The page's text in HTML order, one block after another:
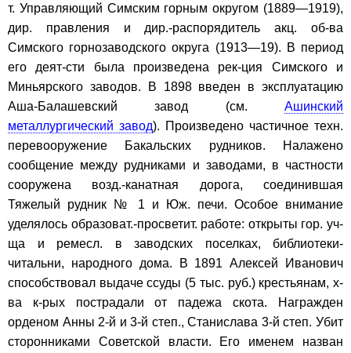
т. Управляющий Симским горным округом (1889—1919),
дир. правления и дир.-распорядитель акц. об-ва
Симского горнозаводского округа (1913—19). В период
его деят-сти была произведена рек-ция Симского и
Миньярского заводов. В 1898 введен в эксплуатацию
Аша-Балашевский завод (см. Ашинский
металлургический завод). Произведено частичное техн.
перевооружение Бакальских рудников. Налажено
сообщение между рудниками и заводами, в частности
сооружена возд.-канатная дорога, соединившая
Тяжелый рудник № 1 и Юж. печи. Особое внимание
уделялось образоват.-просветит. работе: открыты гор. уч-
ща и ремесл. в заводских поселках, библиотеки-
читальни, народного дома. В 1891 Алексей Иванович
способствовал выдаче ссуды (5 тыс. руб.) крестьянам, х-
ва к-рых пострадали от падежа скота. Награжден
орденом Анны 2-й и 3-й степ., Станислава 3-й степ. Убит
сторонниками Советской власти. Его именем назван